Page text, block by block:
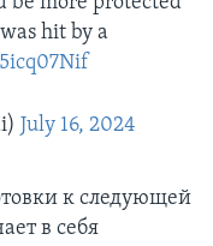
hit by a
July 16, 2024
к следующей
в себя